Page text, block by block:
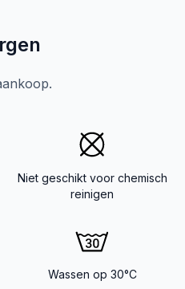
Niet geschikt voor chemisch
reinigen
Wassen op 30°C